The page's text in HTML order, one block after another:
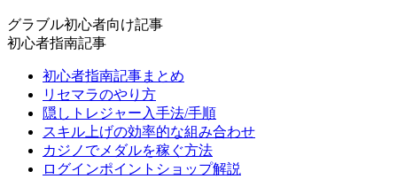
グラブル初心者向け記事
初心者指南記事
初心者指南記事まとめ
リセマラのやり方
隠しトレジャー入手法/手順
スキル上げの効率的な組み合わせ
カジノでメダルを稼ぐ方法
ログインポイントショップ解説